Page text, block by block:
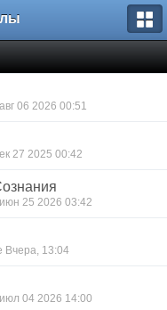
06 2026 00:51
27 2025 00:42
25 2026 03:42
Вчера, 13:04
04 2026 14:00